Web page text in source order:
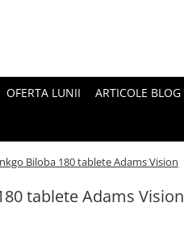
OFERTA LUNII ARTICOLE BLOG
Biloba 180 tablete Adams Vision
tablete Adams Vision